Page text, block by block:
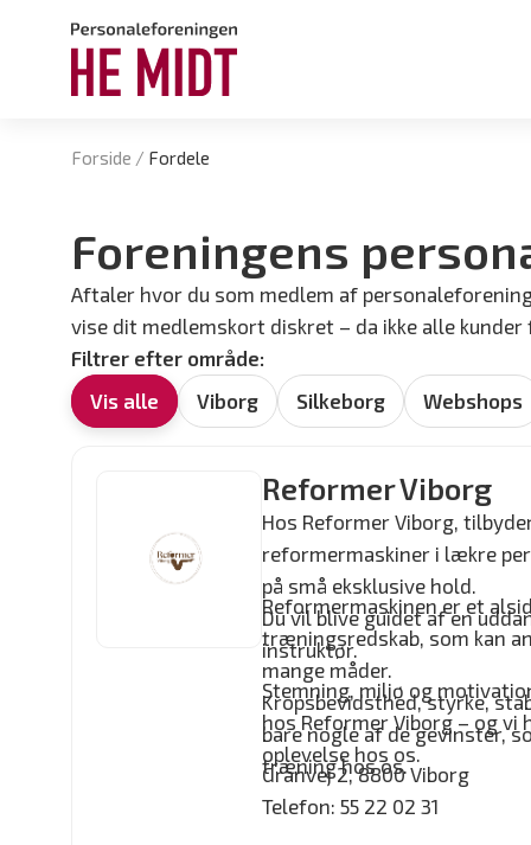
Forside / Fordele
Foreningens
Aftaler hvor du som medlem af
vise dit medlemskort diskret – da ikke alle kunder
Filtrer efter område:
Vis alle
Viborg Silkeborg Webshops
Reformer Viborg
Hos Reformer Viborg,
reformermaskiner i lækre
på små eksklusive hold.
Du vil blive guidet af en
instruktør.
Reformermaskinen er et
træningsredskab, som kan
mange måder.
Kropsbevidsthed, styrke,
bare nogle af de gevinster,
træning hos os.
Stemning, miljø og
hos Reformer Viborg – og vi
oplevelse hos os.
Granvej 2, 8800 Viborg
Telefon: 55 22 02 31